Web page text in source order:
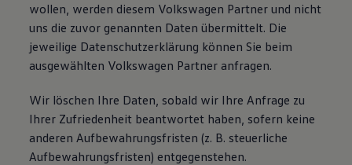
wollen, werden diesem Volkswagen Partner und nicht
uns die zuvor genannten Daten übermittelt. Die
jeweilige Datenschutzerklärung können Sie beim
ausgewählten Volkswagen Partner anfragen.
Wir löschen Ihre Daten, sobald wir Ihre Anfrage zu
Ihrer Zufriedenheit beantwortet haben, sofern keine
anderen Aufbewahrungsfristen (z. B. steuerliche
Aufbewahrungsfristen) entgegenstehen.